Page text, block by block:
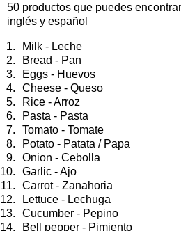
50 productos que puedes
inglés y español
Milk - Leche
Bread - Pan
Eggs - Huevos
Cheese - Queso
Rice - Arroz
Pasta - Pasta
Tomato - Tomate
Potato - Patata / Papa
Onion - Cebolla
Garlic - Ajo
Carrot - Zanahoria
Lettuce - Lechuga
Cucumber - Pepino
Bell pepper - Pimiento